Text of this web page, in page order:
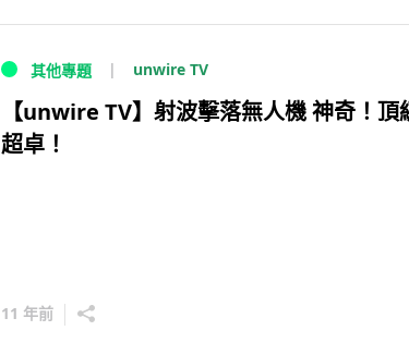
其他專題 unwire TV
【unwire TV】射波擊落無人機 神奇！頂
超卓！
11 年前